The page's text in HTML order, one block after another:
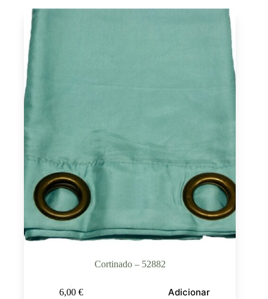
Cortinado – 52882
6,00 € Adicionar